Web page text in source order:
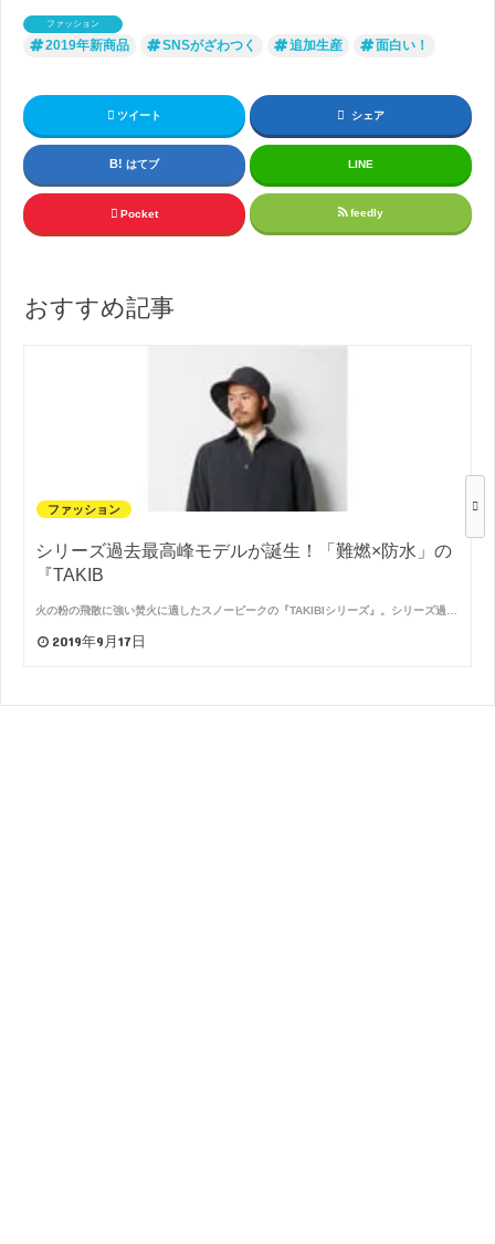
ファッション
2019年新商品 SNSがざわつく 追加生産 面白い！
ツイート シェア
はてブ LINE
Pocket feedly
おすすめ記事
ファッション
シリーズ過去最高峰モデルが誕生！「難燃×防水」の
『TAKIB
火の粉の飛散に強い焚火に適したスノーピークの『TAKIBIシリーズ』。シリーズ過…
2019年9月17日